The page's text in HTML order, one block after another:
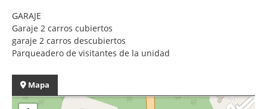
GARAJE
Garaje 2 carros cubiertos
garaje 2 carros descubiertos
Parqueadero de visitantes de la unidad
Mapa